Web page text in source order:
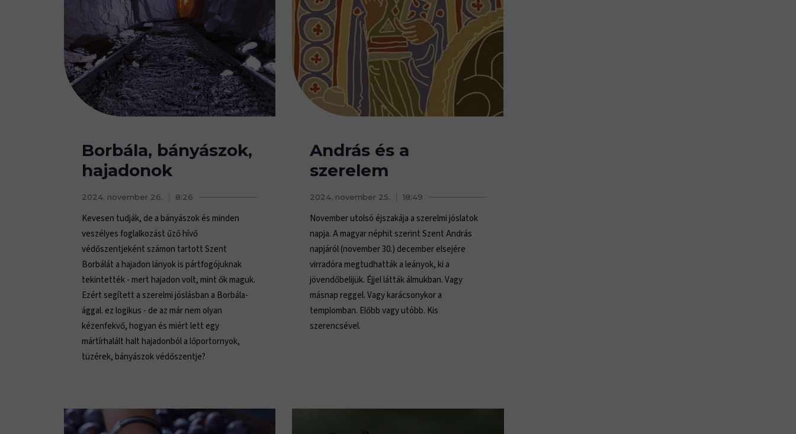
Borbála, bányászok,
hajadonok
2024. november 26. 8:26
Kevesen tudják, de a bányászok és minden
veszélyes foglalkozást űző hívő
védőszentjeként számon tartott Szent
Borbálát a hajadon lányok is pártfogójuknak
tekintették - mert hajadon volt, mint ők maguk.
Ezért segített a szerelmi jóslásban a Borbála-
ággal. ez logikus - de az már nem olyan
kézenfekvő, hogyan és miért lett egy
mártírhalált halt hajadonból a lőportornyok,
tüzérek, bányászok védőszentje?
András és a
szerelem
2024. november 25. 18:49
November utolsó éjszakája a szerelmi jóslatok
napja. A magyar néphit szerint Szent András
napjáról (november 30.) december elsejére
virradóra megtudhatták a leányok, ki a
jövendőbelijük. Éjjel látták álmukban. Vagy
másnap reggel. Vagy karácsonykor a
templomban. Előbb vagy utóbb. Kis
szerencsével.